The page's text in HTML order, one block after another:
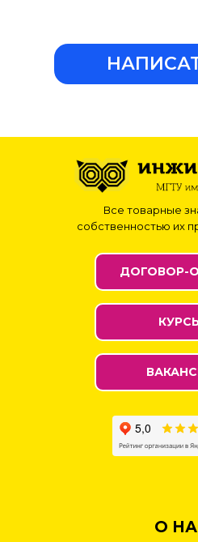
Все товарные
собственностью их
О
ДОГОВОР-